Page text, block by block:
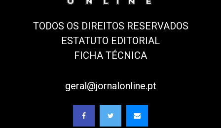
TODOS OS DIREITOS RESERVADOS
ESTATUTO EDITORIAL
FICHA TÉCNICA
geral@jornalonline.pt